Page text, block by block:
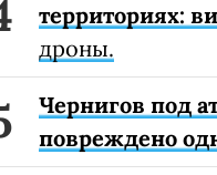
территориях:
дроны.
Чернигов под
повреждено